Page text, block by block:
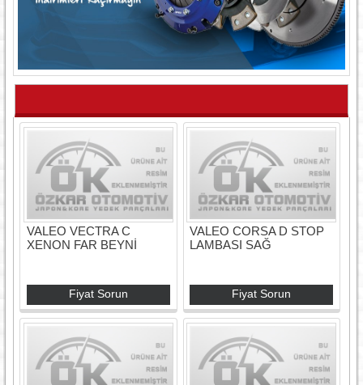
VALEO VECTRA C
XENON FAR BEYNİ
Fiyat Sorun
VALEO CORSA D STOP
LAMBASI SAĞ
Fiyat Sorun